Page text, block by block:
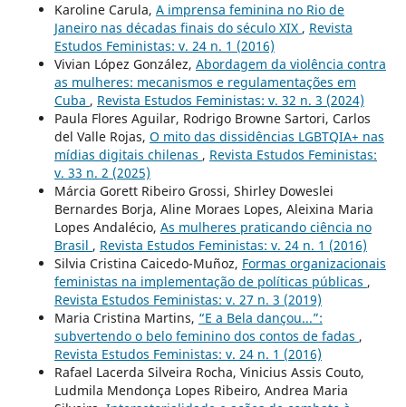
Karoline Carula, A imprensa feminina no Rio de
Janeiro nas décadas finais do século XIX , Revista
Estudos Feministas: v. 24 n. 1 (2016)
Vivian López González, Abordagem da violência contra
as mulheres: mecanismos e regulamentações em
Cuba , Revista Estudos Feministas: v. 32 n. 3 (2024)
Paula Flores Aguilar, Rodrigo Browne Sartori, Carlos
del Valle Rojas, O mito das dissidências LGBTQIA+ nas
mídias digitais chilenas , Revista Estudos Feministas:
v. 33 n. 2 (2025)
Márcia Gorett Ribeiro Grossi, Shirley Doweslei
Bernardes Borja, Aline Moraes Lopes, Aleixina Maria
Lopes Andalécio, As mulheres praticando ciência no
Brasil , Revista Estudos Feministas: v. 24 n. 1 (2016)
Silvia Cristina Caicedo-Muñoz, Formas organizacionais
feministas na implementação de políticas públicas ,
Revista Estudos Feministas: v. 27 n. 3 (2019)
Maria Cristina Martins, “E a Bela dançou...”:
subvertendo o belo feminino dos contos de fadas ,
Revista Estudos Feministas: v. 24 n. 1 (2016)
Rafael Lacerda Silveira Rocha, Vinicius Assis Couto,
Ludmila Mendonça Lopes Ribeiro, Andrea Maria